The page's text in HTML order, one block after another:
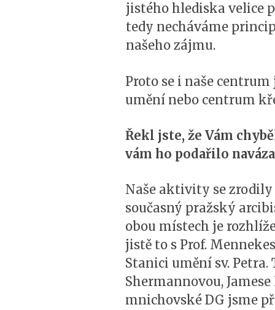
jistého hlediska velice
tedy necháváme
našeho zájmu.
Proto se i naše
umění nebo centrum
Řekl jste, že Vám
vám ho podařilo
Naše aktivity se
současný pražský
obou místech je
jistě to s Prof.
Stanici umění sv.
Shermannovou,
mnichovské DG jsme